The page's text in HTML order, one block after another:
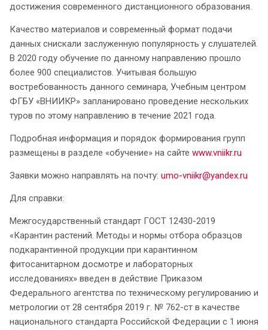
достижения современного дистанционного образования.
Качество материалов и современный формат подачи
данных снискали заслуженную популярность у слушателей.
В 2020 году обучение по данному направлению прошло
более 900 специалистов. Учитывая большую
востребованность данного семинара, Учебным центром
ФГБУ «ВНИИКР» запланировано проведение нескольких
туров по этому направлению в течение 2021 года.
Подробная информация и порядок формирования групп
размещены в разделе «обучение» на сайте www.vniikr.ru
Заявки можно направлять на почту: umo-vniikr@yandex.ru
Для справки:
Межгосударственный стандарт ГОСТ 12430-2019
«Карантин растений. Методы и нормы отбора образцов
подкарантинной продукции при карантинном
фитосанитарном досмотре и лабораторных
исследованиях» введен в действие Приказом
Федерального агентства по техническому регулированию и
метрологии от 28 сентября 2019 г. № 762-ст в качестве
национального стандарта Российской Федерации с 1 июня